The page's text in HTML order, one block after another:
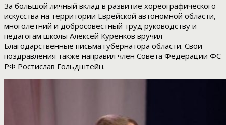
За большой личный вклад в развитие хореографического
искусства на территории Еврейской автономной области,
многолетний и добросовестный труд руководству и
педагогам школы Алексей Куренков вручил
Благодарственные письма губернатора области. Свои
поздравления также направил член Совета Федерации ФС
РФ Ростислав Гольдштейн.